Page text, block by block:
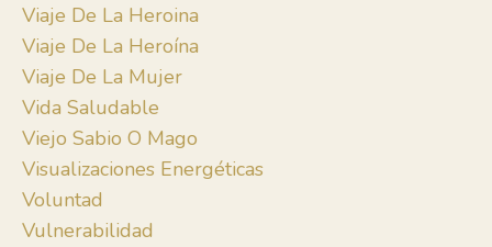
Viaje De La Heroina
Viaje De La Heroína
Viaje De La Mujer
Vida Saludable
Viejo Sabio O Mago
Visualizaciones Energéticas
Voluntad
Vulnerabilidad